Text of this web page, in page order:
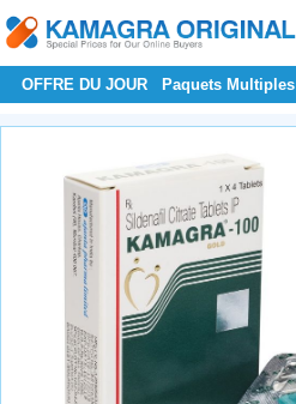
OFFRE DU JOUR Paquets Multiples